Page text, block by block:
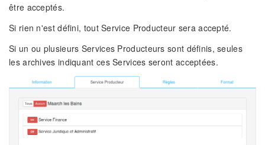
être acceptés.
Si rien n'est défini, tout Service Producteur sera accepté.
Si un ou plusieurs Services Producteurs sont définis, seules
les archives indiquant ces Services seront acceptées.